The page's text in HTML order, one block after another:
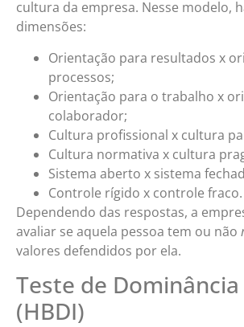
cultura da empresa. Nesse modelo,
dimensões:
Orientação para resultados x
processos;
Orientação para o trabalho x
colaborador;
Cultura profissional x cultura
Cultura normativa x cultura
Sistema aberto x sistema
Controle rígido x controle fraco.
Dependendo das respostas, a
avaliar se aquela pessoa tem ou não
valores defendidos por ela.
Teste de
(HBDI)